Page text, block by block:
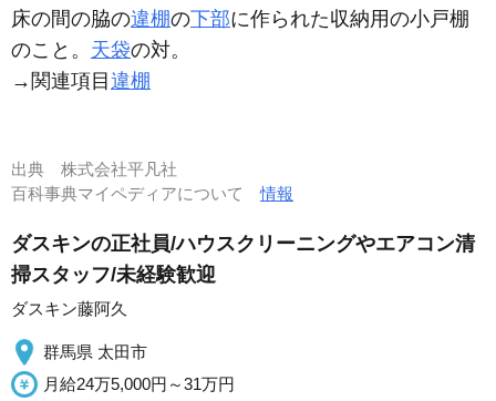
床の間の脇の違棚の下部に作られた収納用の小戸棚
のこと。 天袋の対。
→関連項目 違棚
出典 株式会社平凡社
百科事典マイペディアについて情報
ダスキンの正社員/ハウスクリーニングやエアコン清
掃スタッフ/未経験歓迎
ダスキン藤阿久
群馬県 太田市
月給24万5,000円～31万円